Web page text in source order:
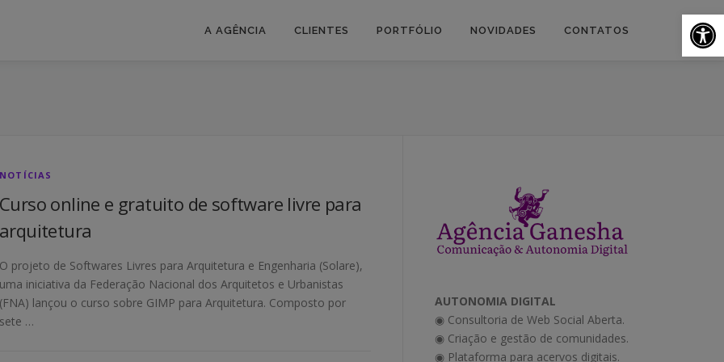
A AGÊNCIA CLIENTES PORTFÓLIO NOVIDADES CONTATOS
NOTÍCIAS
Curso online e gratuito de software livre para
arquitetura
O projeto de Softwares Livres para Arquitetura e Engenharia (Solare),
uma iniciativa da Federação Nacional dos Arquitetos e Urbanistas
(FNA) lançou o curso sobre GIMP para Arquitetura. Composto por
sete …
AUTONOMIA DIGITAL
◉ Consultoria de Web Social Aberta.
◉ Criação e gestão de comunidades.
◉ Plataforma para acervos digitais.